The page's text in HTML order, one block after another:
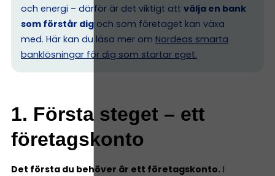
och energi – därför är det viktigt att välja en bank
som förstår dig och som företaget kan växa
med. Här kan du läsa mer om Nordeas smarta
banklösningar för dig som startar eget.
1. Första steget – ett
företagskonto
Det första du behöver är ett företagskonto. I